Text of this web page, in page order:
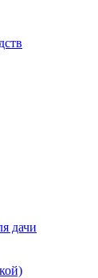
дачи